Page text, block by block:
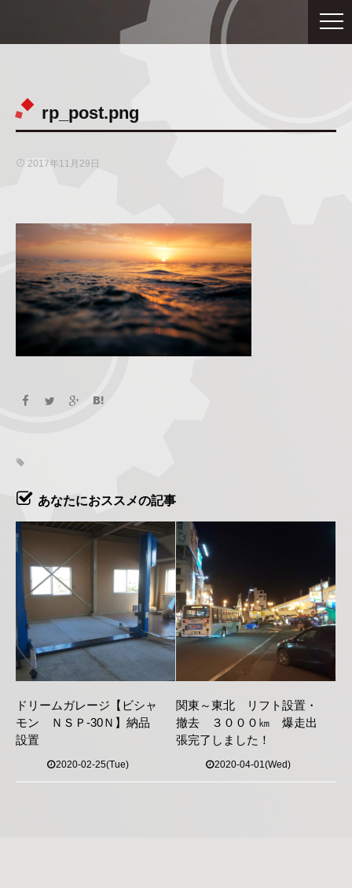
rp_post.png
2017年11月29日
あなたにおススメの記事
ドリームガレージ【ビシャ
モン ＮＳＰ-30Ｎ】納品
設置
2020-02-25(Tue)
関東～東北 リフト設置・
撤去 ３０００㎞ 爆走出
張完了しました！
2020-04-01(Wed)